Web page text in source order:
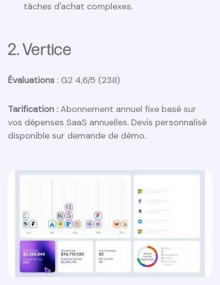
tâches d'achat complexes.
2. Vertice
Évaluations : G2 4,6/5 (238)
Tarification :Abonnement annuel fixe basé sur
vos dépenses SaaS annuelles. Devis personnalisé
disponible sur demande de démo.